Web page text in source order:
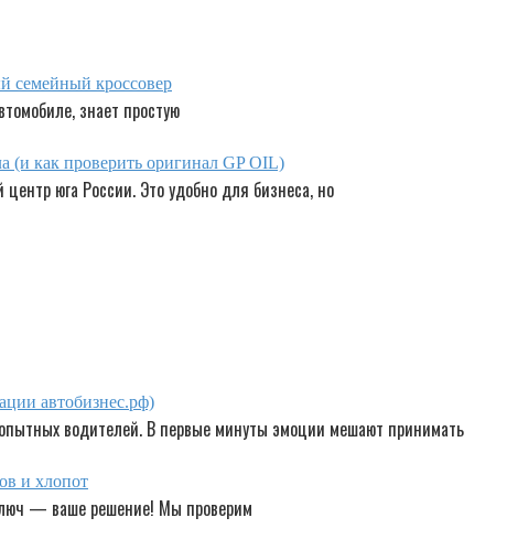
семейный кроссовер
знает простую
(и как проверить оригинал GP OIL)
юга России. Это удобно для бизнеса, но
автобизнес.рф)
водителей. В первые минуты эмоции мешают принимать
и хлопот
— ваше решение! Мы проверим